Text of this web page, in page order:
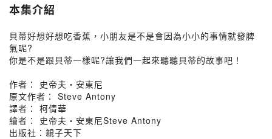
本集介紹
貝蒂好想好想吃香蕉，小朋友是不是會因為小小的事情就發脾
氣呢?
你是不是跟貝蒂一樣呢?讓我們一起來聽聽貝蒂的故事吧！
作者： 史帝夫・安東尼
原文作者： Steve Antony
譯者： 柯倩華
繪者： 史帝夫・安東尼Steve Antony
出版社：親子天下